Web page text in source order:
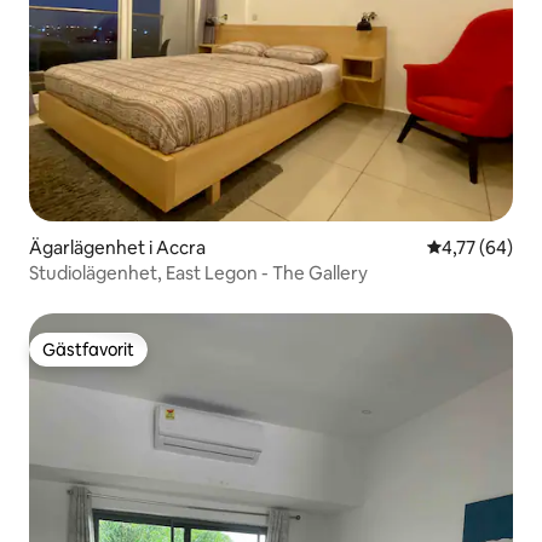
Ägarlägenhet i Accra 4,77 av 5 i
4,77 (64)
Studiolägenhet, East Legon - The Gallery
Gästfavorit
Gästfavorit